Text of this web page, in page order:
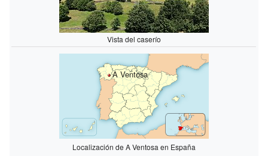
Vista del caserío
A Ventosa
Localización de A Ventosa en España